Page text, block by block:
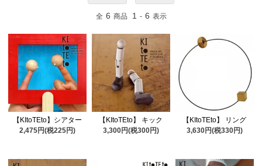
全 6 商品 1 - 6 表示
【KItoTEto】シアター
2,475円(税225円)
【KItoTEto】 キック
3,300円(税300円)
【KItoTEto】 リング
3,630円(税330円)